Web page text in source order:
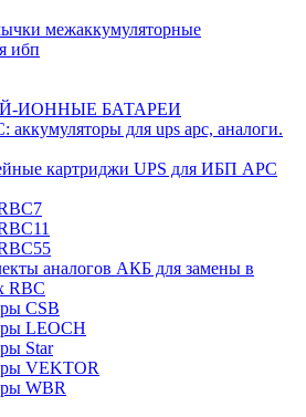
межаккумуляторные
ибп
ИОННЫЕ БАТАРЕИ
аккумуляторы для ups apc, аналоги.
картриджи UPS для ИБП APC
аналогов АКБ для замены в
RBC
CSB
LEOCH
Star
VEKTOR
WBR